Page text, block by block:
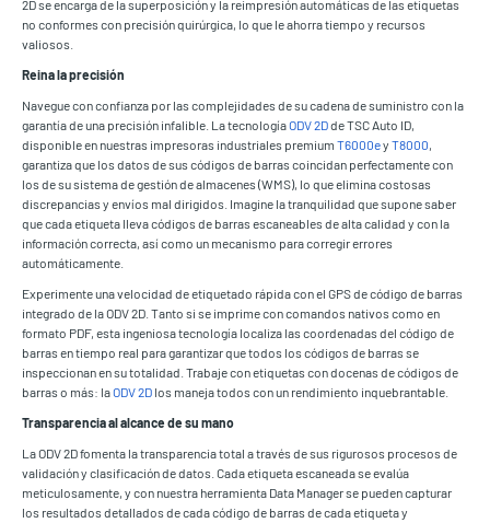
2D se encarga de la superposición y la reimpresión automáticas de las etiquetas
no conformes con precisión quirúrgica, lo que le ahorra tiempo y recursos
valiosos.
Reina la precisión
Navegue con confianza por las complejidades de su cadena de suministro con la
garantía de una precisión infalible. La tecnologíaODV 2Dde TSC Auto ID,
disponible en nuestras impresoras industriales premium T6000ey T8000,
garantiza que los datos de sus códigos de barras coincidan perfectamente con
los de su sistema de gestión de almacenes (WMS), lo que elimina costosas
discrepancias y envíos mal dirigidos. Imagine la tranquilidad que supone saber
que cada etiqueta lleva códigos de barras escaneables de alta calidad y con la
información correcta, así como un mecanismo para corregir errores
automáticamente.
Experimente una velocidad de etiquetado rápida con el GPS de código de barras
integrado de la ODV 2D. Tanto si se imprime con comandos nativos como en
formato PDF, esta ingeniosa tecnología localiza las coordenadas del código de
barras en tiempo real para garantizar que todos los códigos de barras se
inspeccionan en su totalidad. Trabaje con etiquetas con docenas de códigos de
barras o más: laODV 2D los maneja todos con un rendimiento inquebrantable.
Transparencia al alcance de su mano
La ODV 2D fomenta la transparencia total a través de sus rigurosos procesos de
validación y clasificación de datos. Cada etiqueta escaneada se evalúa
meticulosamente, y con nuestra herramienta Data Manager se pueden capturar
los resultados detallados de cada código de barras de cada etiqueta y